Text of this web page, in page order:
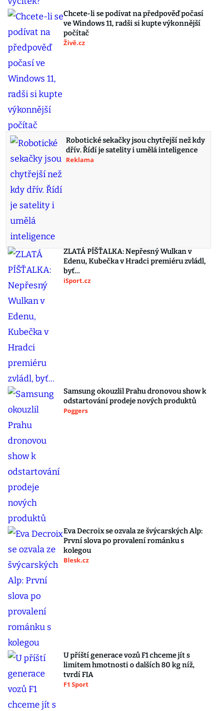
Chcete-li se podívat na předpověď počasí
ve Windows 11, radši si kupte výkonnější
počítač
Živě.cz
Robotické sekačky jsou chytřejší než kdy
dřív. Řídí je satelity i umělá inteligence
Reklama
ZLATÁ PÍŠŤALKA: Nepřesný Wulkan v
Edenu, Kubečka v Hradci premiéru zvládl,
byť…
iSport.cz
Samsung okouzlil Prahu dronovou show k
odstartování prodeje nových produktů
Poggers
Eva Decroix se ozvala ze švýcarských Alp:
První slova po provalení románku s
kolegou
Blesk.cz
U příští generace vozů F1 chceme jít s
limitem hmotnosti o dalších 80 kg níž,
tvrdí FIA
F1 Sport